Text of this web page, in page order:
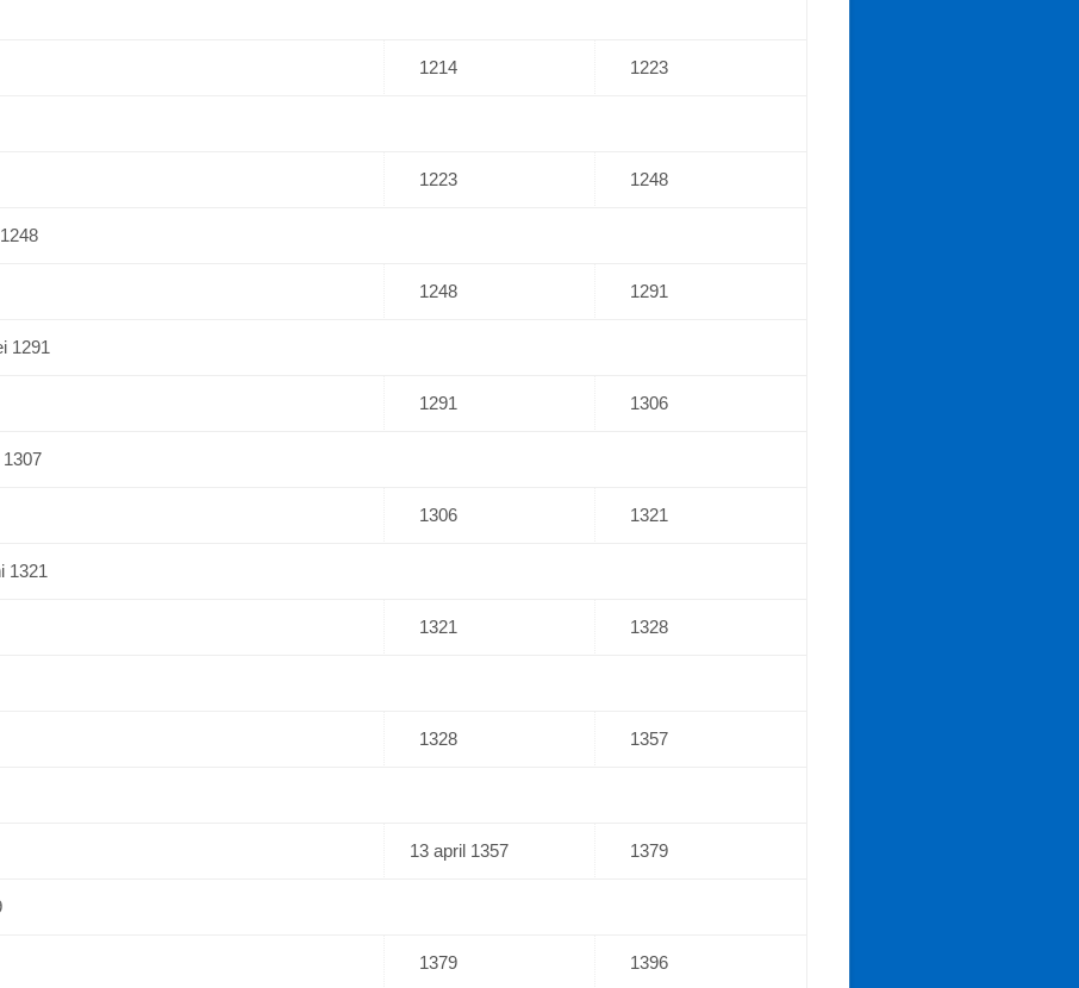
1214 1223
1223 1248
1248 1291
1291
1291 1306
1306 1321
1321
1321 1328
1328 1357
13 april 1357 1379
1379 1396